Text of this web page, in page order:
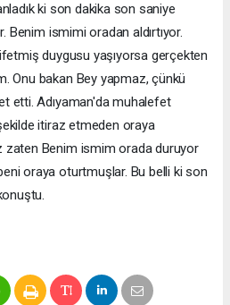
ki son dakika son saniye
ismimi oradan aldırtıyor.
duygusu yaşıyorsa gerçekten
Onu bakan Bey yapmaz, çünkü
etti. Adıyaman'da muhalefet
itiraz etmeden oraya
zaten Benim ismim orada duruyor
oraya oturtmuşlar. Bu belli ki son